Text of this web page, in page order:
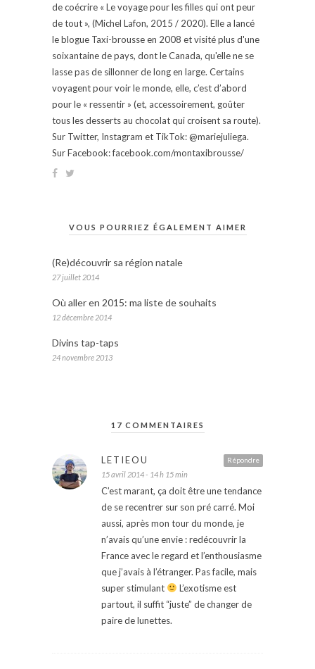
de coécrire « Le voyage pour les filles qui ont peur
de tout », (Michel Lafon, 2015 / 2020). Elle a lancé
le blogue Taxi-brousse en 2008 et visité plus d'une
soixantaine de pays, dont le Canada, qu'elle ne se
lasse pas de sillonner de long en large. Certains
voyagent pour voir le monde, elle, c’est d’abord
pour le « ressentir » (et, accessoirement, goûter
tous les desserts au chocolat qui croisent sa route).
Sur Twitter, Instagram et TikTok: @mariejuliega.
Sur Facebook: facebook.com/montaxibrousse/
VOUS POURRIEZ ÉGALEMENT AIMER
(Re)découvrir sa région natale
27 juillet 2014
Où aller en 2015: ma liste de souhaits
12 décembre 2014
Divins tap-taps
24 novembre 2013
17 COMMENTAIRES
Répondre
LETIEOU
15 avril 2014 - 14 h 15 min
C’est marant, ça doit être une tendance
de se recentrer sur son pré carré. Moi
aussi, après mon tour du monde, je
n’avais qu’une envie : redécouvrir la
France avec le regard et l’enthousiasme
que j’avais à l’étranger. Pas facile, mais
super stimulant
L’exotisme est
partout, il suffit “juste” de changer de
paire de lunettes.